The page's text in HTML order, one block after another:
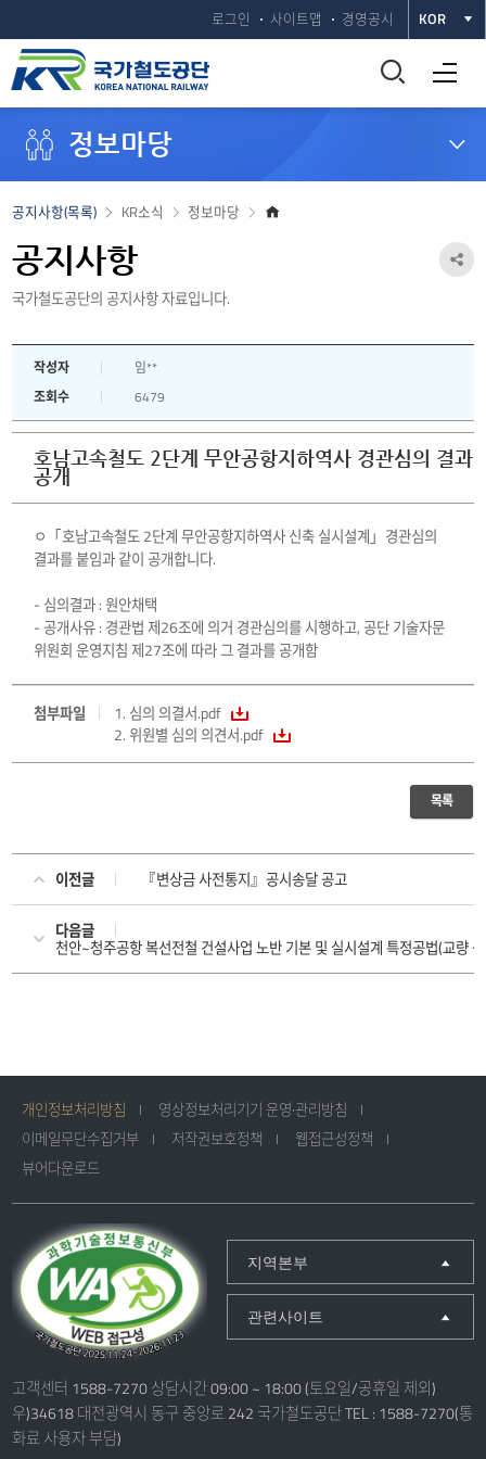
로그인 사이트맵 경영공시 KOR
통
합
기
전체메뉴 열기
정보마당
홈
정보마당
KR소식
공지사항(목록)
공지사항
국가철도공단의 공지사항 자료입니다.
공
작성자
임**
조회수
6479
호남고속철도 2단계 무안공항지하역사 경관심의 결과
공개
ㅇ「호남고속철도 2단계 무안공항지하역사 신축 실시설계」경관심의
결과를 붙임과 같이 공개합니다.
- 심의결과 : 원안채택
- 공개사유 : 경관법 제26조에 의거 경관심의를 시행하고, 공단 기술자문
위원회 운영지침 제27조에 따라 그 결과를 공개함
첨부파일
1. 심의 의결서.pdf
2. 위원별 심의 의견서.pdf
목록
이전글 『변상금 사전통지』공시송달 공고
다음글
천안~청주공항 복선전철 건설사업 노반 기본 및 실시설계 특정공법(교량
개인정보처리방침
영상정보처리기기 운영·관리방침
이메일무단수집거부
저작권보호정책
웹접근성정책
뷰어다운로드
지역본부
관련사이트
고객센터 1588-7270 상담시간 09:00 ~ 18:00 (토요일/공휴일 제외)
우)34618 대전광역시 동구 중앙로 242 국가철도공단 TEL : 1588-7270(통
화료 사용자 부담)